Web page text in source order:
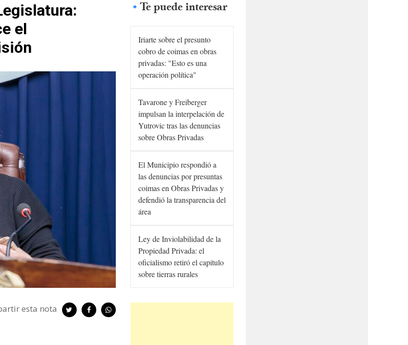
el
esta nota
Te puede interesar
Iriarte sobre el presunto
cobro de coimas en obras
privadas: "Esto es una
operación política"
Tavarone y Freiberger
impulsan la interpelación de
Yutrovic tras las denuncias
sobre Obras Privadas
El Municipio respondió a
las denuncias por presuntas
coimas en Obras Privadas y
defendió la transparencia del
área
Ley de Inviolabilidad de la
Propiedad Privada: el
oficialismo retiró el capítulo
sobre tierras rurales